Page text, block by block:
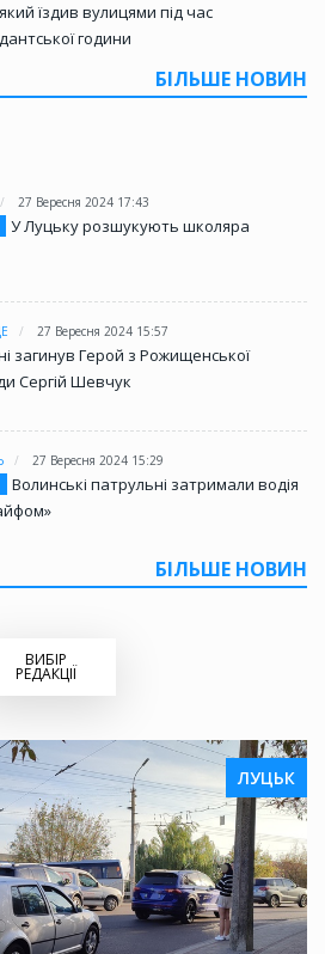
їздив вулицями під час
години
БІЛЬШЕ НОВИН
27 Вересня 2024 17:43
У Луцьку розшукують школяра
27 Вересня 2024 15:57
загинув Герой з Рожищенської
Сергій Шевчук
27 Вересня 2024 15:29
Волинські патрульні затримали водія
БІЛЬШЕ НОВИН
ВИБІР
РЕДАКЦІЇ
ЛУЦЬК